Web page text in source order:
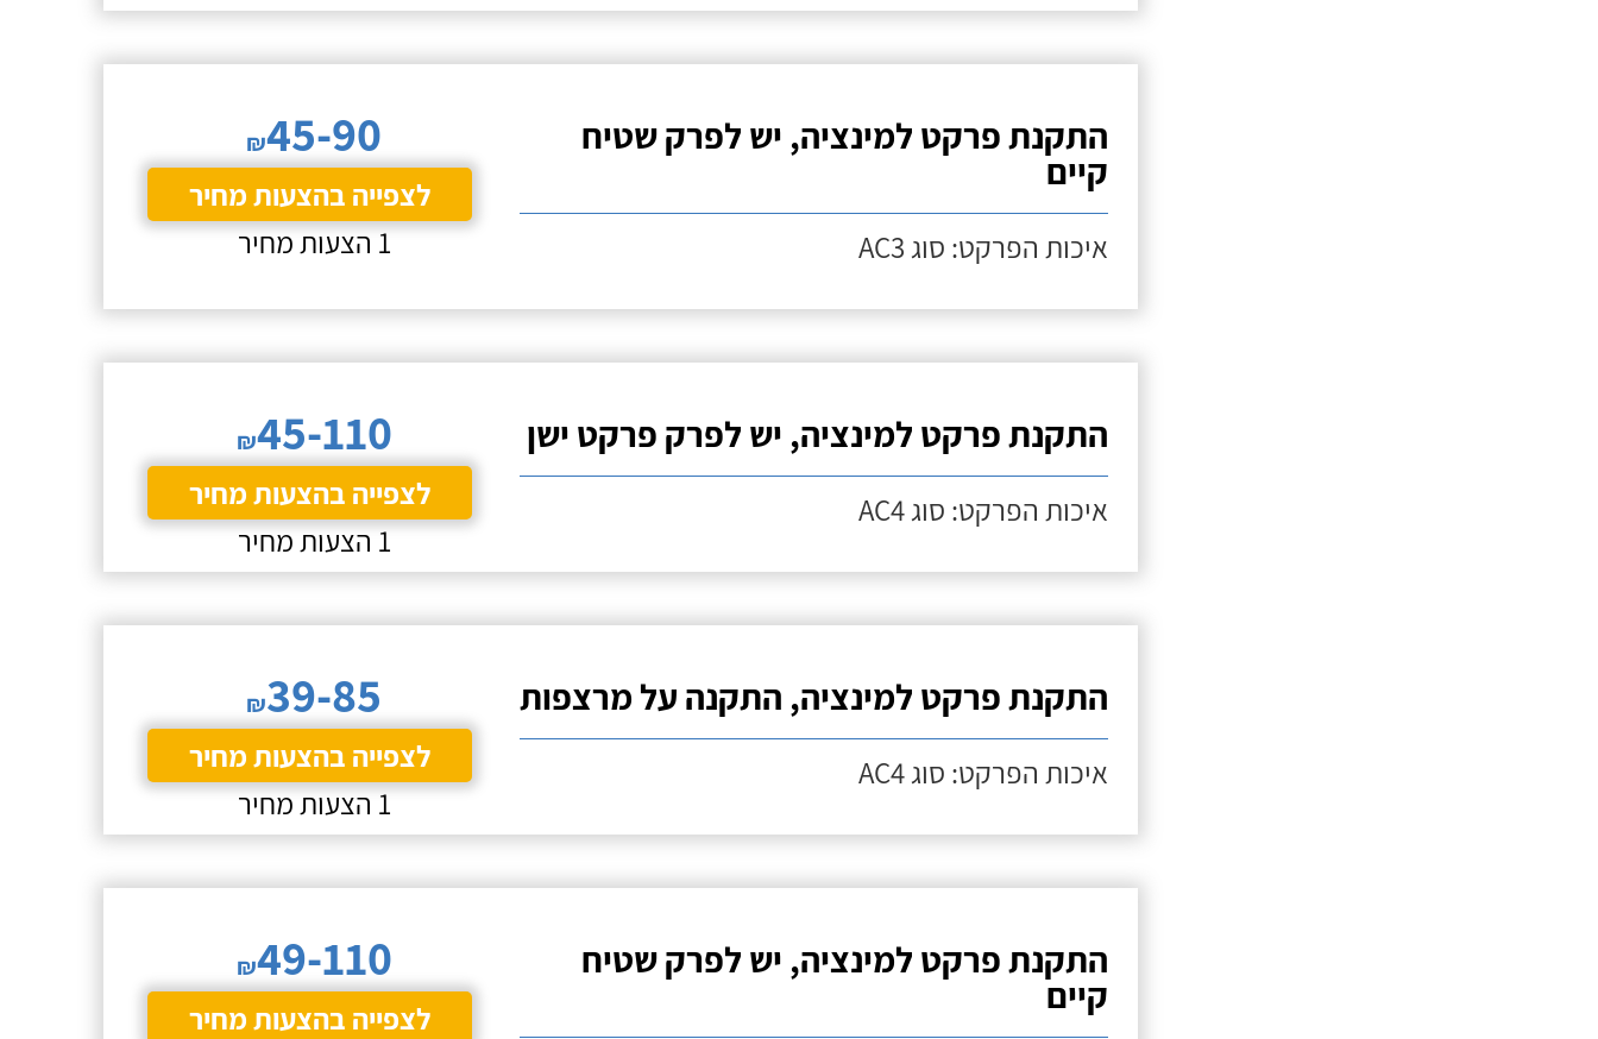
התקנת פרקט למינציה, יש לפרק שטיח
קיים
איכות הפרקט: סוג AC3
₪45-90
לצפייה בהצעות מחיר
1 הצעות מחיר
התקנת פרקט למינציה, יש לפרק פרקט ישן
איכות הפרקט: סוג AC4
₪45-110
לצפייה בהצעות מחיר
1 הצעות מחיר
התקנת פרקט למינציה, התקנה על מרצפות
איכות הפרקט: סוג AC4
₪39-85
לצפייה בהצעות מחיר
1 הצעות מחיר
התקנת פרקט למינציה, יש לפרק שטיח
קיים
₪49-110
לצפייה בהצעות מחיר